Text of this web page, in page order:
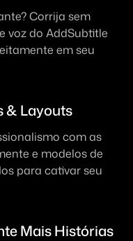
Corrija sem
voz do AddSubtitle
em seu
& Layouts
com as
e modelos de
para cativar seu
Mais Histórias